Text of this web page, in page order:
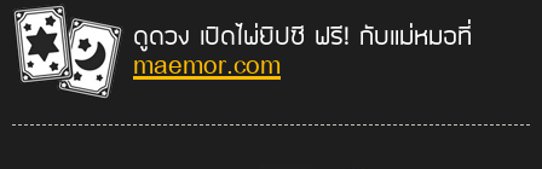
ดูดวง เปิดไพ่ยิปซี ฟรี! กับแม่หมอที่
maemor.com